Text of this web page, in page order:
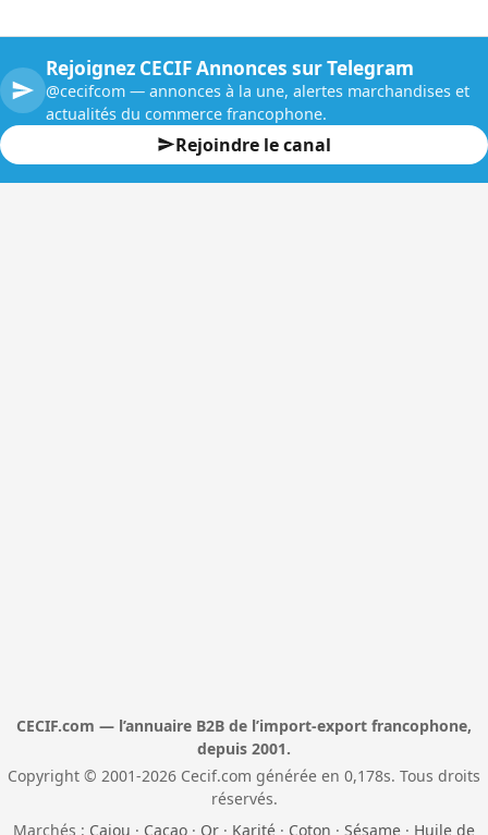
Rejoignez CECIF Annonces sur Telegram
@cecifcom — annonces à la une, alertes marchandises et
actualités du commerce francophone.
Rejoindre le canal
CECIF.com — l’annuaire B2B de l’import-export francophone,
depuis 2001.
Copyright © 2001-2026 Cecif.com générée en 0,178s. Tous droits
réservés.
Marchés : Cajou · Cacao · Or · Karité · Coton · Sésame · Huile de